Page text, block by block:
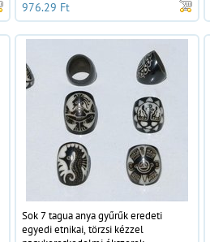
976.29 Ft
Sok 7 tagua anya gyűrűk eredeti
egyedi etnikai, törzsi kézzel